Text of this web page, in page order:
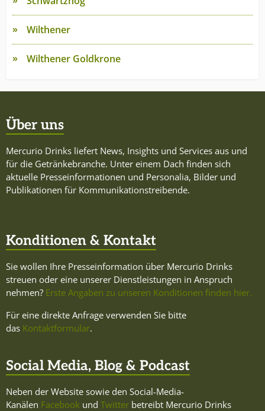
Wilthener
Wilthener Goldkrone
Über uns
Mercurio Drinks liefert News, Insights und Services aus und
für die Getränkebranche. Unter einem Dach finden sich
aktuelle Presseinformationen und Personalia, Bilder und
Publikationen für Kommunikationstreibende.
Konditionen & Kontakt
Sie wollen Ihre Presseinformation über Mercurio Drinks
streuen oder eine unserer Dienstleistungen in Anspruch
nehmen? Erste Angaben zu unseren Konditionen finden hier.
Für eine direkte Anfrage verwenden Sie bitte
das Kontaktformular.
Social Media, Blog & Podcast
Neben der Website sowie den Social-Media-
Kanälen Facebook und Twitter betreibt Mercurio Drinks